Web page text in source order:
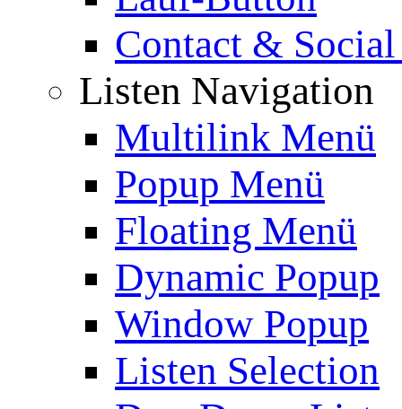
Contact &
Listen Navigation
Multilink Menü
Popup Menü
Floating Menü
Dynamic Popup
Window Popup
Listen Selection